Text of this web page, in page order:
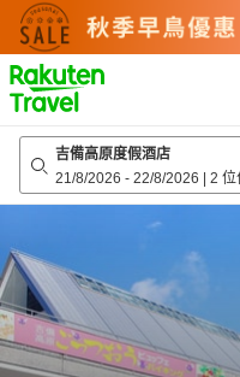
to
top
page
吉備高原度假酒店
21/8/2026 - 22/8/2026 | 2 位